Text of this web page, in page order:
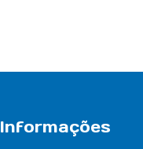
Informações